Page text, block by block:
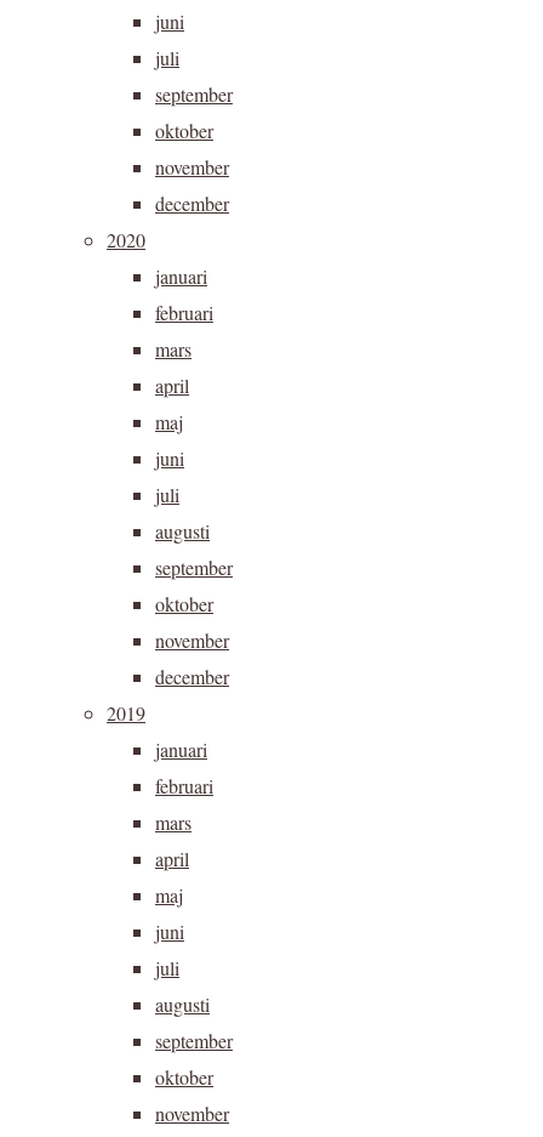
juni
juli
september
oktober
november
december
2020
januari
februari
mars
april
maj
juni
juli
augusti
september
oktober
november
december
2019
januari
februari
mars
april
maj
juni
juli
augusti
september
oktober
november